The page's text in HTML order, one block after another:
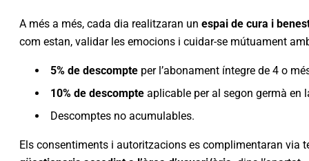
A més a més, cada dia realitzaran un espai de cura i
com estan, validar les emocions i cuidar-se mútuament
5% de descompte per l’abonament íntegre de 4 o
10% de descompte aplicable per al segon germà en
Descomptes no acumulables.
Els consentiments i autoritzacions es complimentaran via